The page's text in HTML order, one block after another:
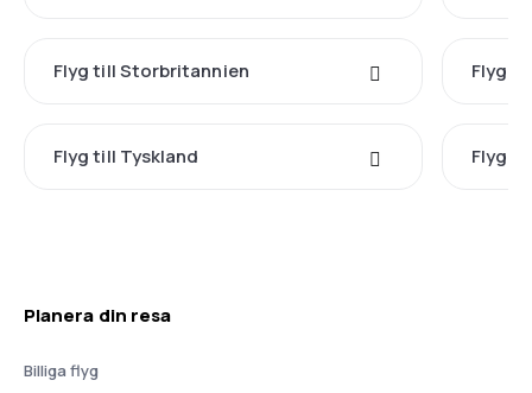
Flyg till Storbritannien Flyg
Flyg till Tyskland Flyg
Planera din resa
Billiga flyg